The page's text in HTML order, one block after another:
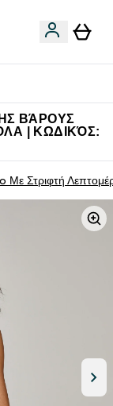
ΒΆΡΟΥΣ
| ΚΩΔΙΚΌΣ:
Με Στριφτή